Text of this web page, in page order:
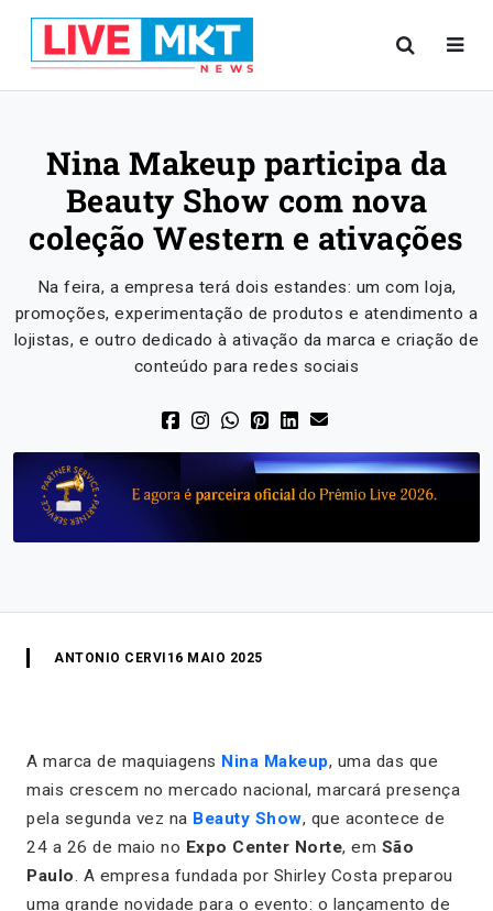
Nina Makeup participa da
Beauty Show com nova
coleção Western e ativações
Na feira, a empresa terá dois estandes: um com loja,
promoções, experimentação de produtos e atendimento a
lojistas, e outro dedicado à ativação da marca e criação de
conteúdo para redes sociais
ANTONIO CERVI 16 MAIO 2025
A marca de maquiagens Nina Makeup, uma das que
mais crescem no mercado nacional, marcará presença
pela segunda vez na Beauty Show, que acontece de
24 a 26 de maio no Expo Center Norte, em São
Paulo. A empresa fundada por Shirley Costa preparou
uma grande novidade para o evento: o lançamento de